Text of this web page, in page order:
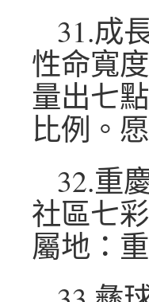
31.成
性命寬
量出七
比例。
32.重
社區七
屬地：重